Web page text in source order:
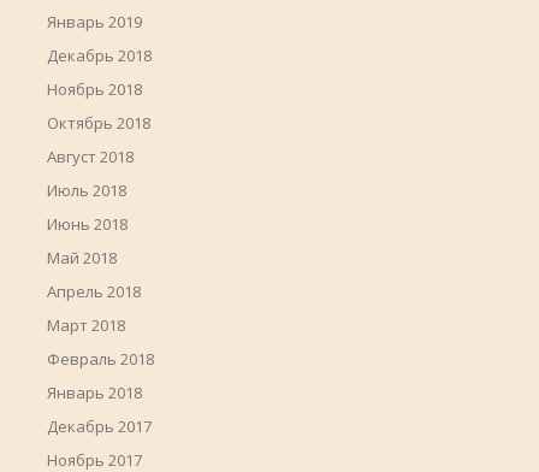
Январь 2019
Декабрь 2018
Ноябрь 2018
Октябрь 2018
Август 2018
Июль 2018
Июнь 2018
Май 2018
Апрель 2018
Март 2018
Февраль 2018
Январь 2018
Декабрь 2017
Ноябрь 2017